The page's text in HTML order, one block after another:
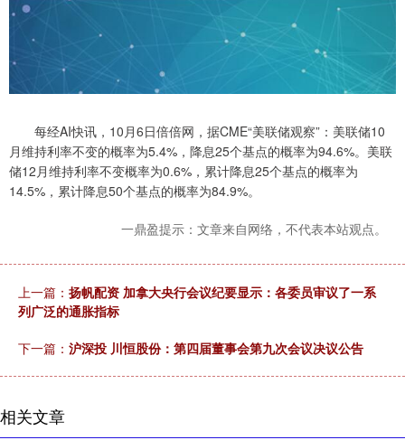
每经AI快讯，10月6日倍倍网，据CME“美联储观察”：美联储10
月维持利率不变的概率为5.4%，降息25个基点的概率为94.6%。美联
储12月维持利率不变概率为0.6%，累计降息25个基点的概率为
14.5%，累计降息50个基点的概率为84.9%。
一鼎盈提示：文章来自网络，不代表本站观点。
上一篇： 扬帆配资 加拿大央行会议纪要显示：各委员审议了一系
列广泛的通胀指标
下一篇： 沪深投 川恒股份：第四届董事会第九次会议决议公告
相关文章